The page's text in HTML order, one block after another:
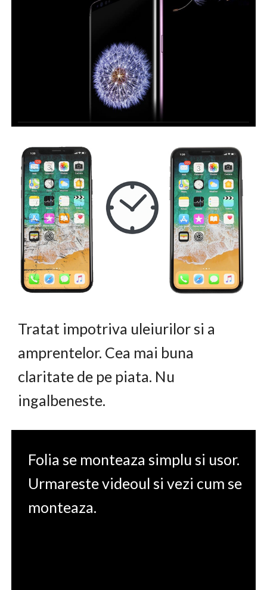
Tratat impotriva uleiurilor si a
amprentelor. Cea mai buna
claritate de pe piata. Nu
ingalbeneste.
Folia se monteaza simplu si usor.
Urmareste videoul si vezi cum se
monteaza.